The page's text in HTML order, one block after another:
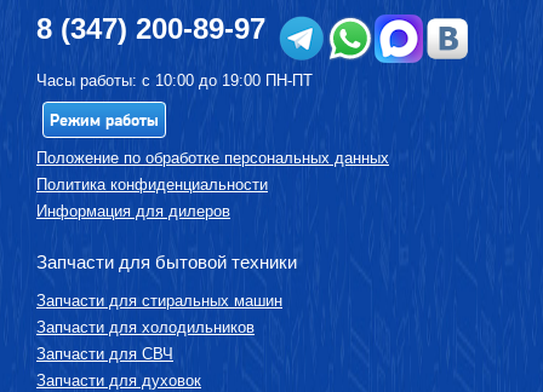
8 (347) 200-89-97
Часы работы: с 10:00 до 19:00 ПН-ПТ
Режим работы
Положение по обработке персональных данных
Политика конфиденциальности
Информация для дилеров
Запчасти для бытовой техники
Запчасти для стиральных машин
Запчасти для холодильников
Запчасти для СВЧ
Запчасти для духовок